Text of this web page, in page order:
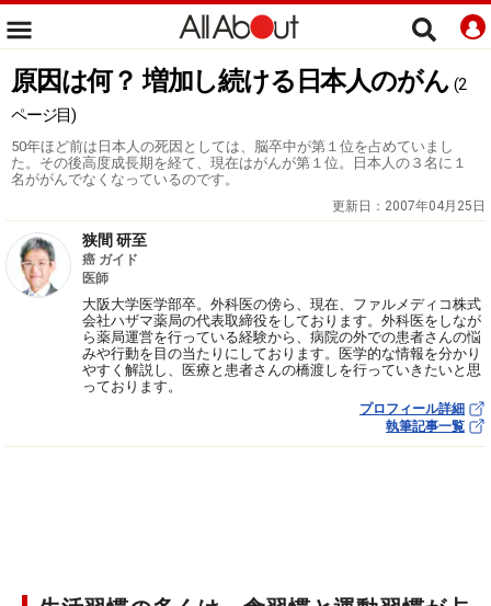
原因は何？ 増加し続ける日本人のがん (2
ページ目)
50年ほど前は日本人の死因としては、脳卒中が第１位を占めていまし
た。その後高度成長期を経て、現在はがんが第１位。日本人の３名に１
名ががんでなくなっているのです。
更新日： 2007年04月25日
狭間 研至
癌 ガイド
医師
大阪大学医学部卒。外科医の傍ら、現在、ファルメディコ株式
会社ハザマ薬局の代表取締役をしております。外科医をしなが
ら薬局運営を行っている経験から、病院の外での患者さんの悩
みや行動を目の当たりにしております。医学的な情報を分かり
やすく解説し、医療と患者さんの橋渡しを行っていきたいと思
っております。
プロフィール詳細
執筆記事一覧